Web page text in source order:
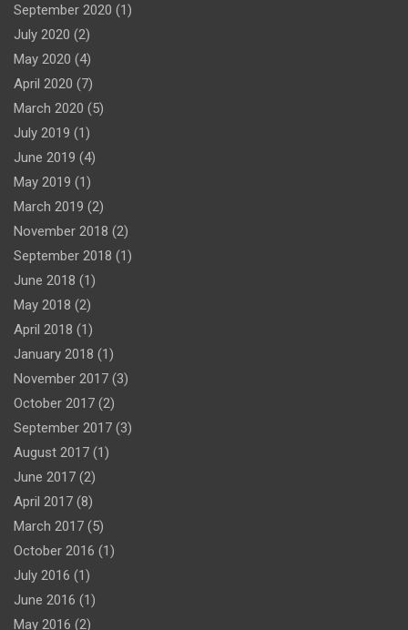
September 2020 (1)
July 2020 (2)
May 2020 (4)
April 2020 (7)
March 2020 (5)
July 2019 (1)
June 2019 (4)
May 2019 (1)
March 2019 (2)
November 2018 (2)
September 2018 (1)
June 2018 (1)
May 2018 (2)
April 2018 (1)
January 2018 (1)
November 2017 (3)
October 2017 (2)
September 2017 (3)
August 2017 (1)
June 2017 (2)
April 2017 (8)
March 2017 (5)
October 2016 (1)
July 2016 (1)
June 2016 (1)
May 2016 (2)